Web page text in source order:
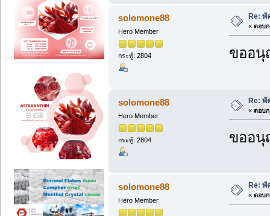
solomone88
Hero Member
กระทู้: 2804
Re: พั
« ตอบก
ขออนุ
solomone88
Hero Member
กระทู้: 2804
Re: พั
« ตอบก
ขออนุ
solomone88
Hero Member
Re: พั
« ตอบก